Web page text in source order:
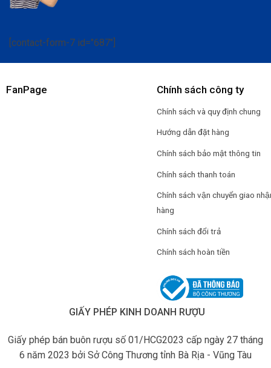
[contact-form-7 id="687"]
FanPage Chính sách công ty
Chính sách và quy định chung
Hướng dẫn đặt hàng
Chính sách bảo mật thông tin
Chính sách thanh toán
Chính sách vận chuyển giao
hàng
Chính sách đổi trả
Chính sách hoàn tiền
GIẤY PHÉP KINH DOANH RƯỢU
Giấy phép bán buôn rượu số 01/HCG2023 cấp ngày 27 tháng
6 năm 2023 bởi Sở Công Thương tỉnh Bà Rịa - Vũng Tàu